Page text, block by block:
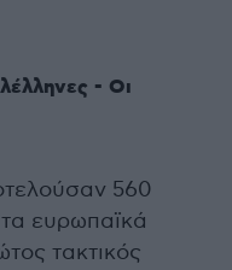
- Οι
560
ευρωπαϊκά
τακτικός